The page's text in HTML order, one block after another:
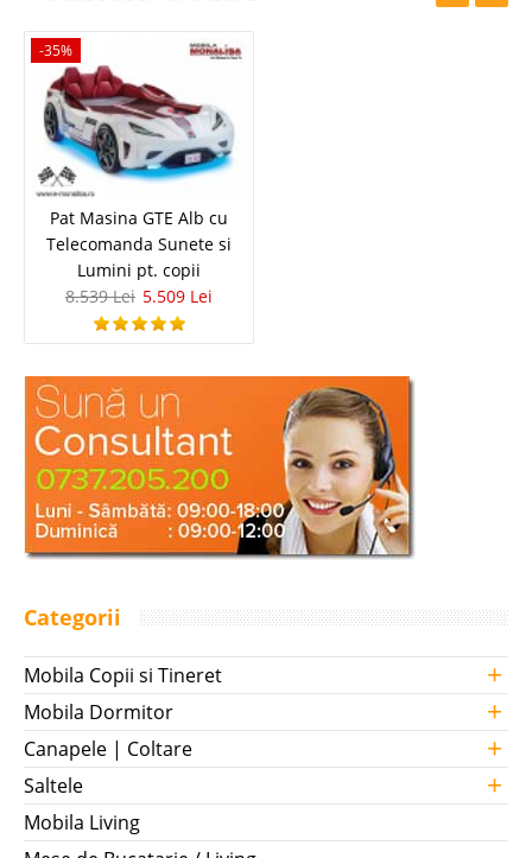
-35%
Pat Masina GTE Alb cu
Telecomanda Sunete si
Lumini pt. copii
8.539 Lei 5.509 Lei
Categorii
Mobila Copii si Tineret +
Mobila Dormitor +
Canapele | Coltare +
Saltele +
Mobila Living